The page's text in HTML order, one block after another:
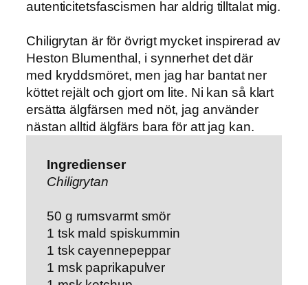
autenticitetsfascismen har aldrig tilltalat mig.
Chiligrytan är för övrigt mycket inspirerad av
Heston Blumenthal, i synnerhet det där
med kryddsmöret, men jag har bantat ner
köttet rejält och gjort om lite. Ni kan så klart
ersätta älgfärsen med nöt, jag använder
nästan alltid älgfärs bara för att jag kan.
Ingredienser
Chiligrytan
50 g rumsvarmt smör
1 tsk mald spiskummin
1 tsk cayennepeppar
1 msk paprikapulver